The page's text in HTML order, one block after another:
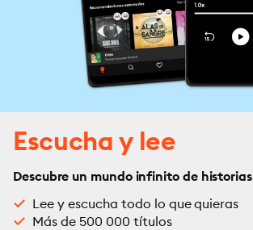
Escucha y lee
Descubre un mundo infinito de historias
Lee y escucha todo lo que quieras
Más de 500 000 títulos